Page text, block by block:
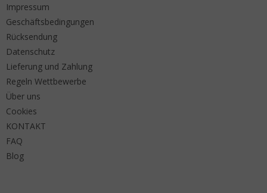
Impressum
Geschäftsbedingungen
Rücksendung
Datenschutz
Lieferung und Zahlung
Regeln Wettbewerbe
Über uns
Cookies
KONTAKT
FAQ
Blog